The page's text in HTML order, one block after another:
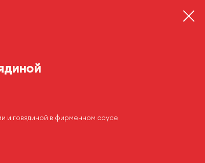
и говядиной в фирменном соусе